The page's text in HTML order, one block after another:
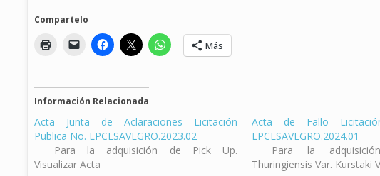
Compartelo
Más
Información Relacionada
Acta Junta de Aclaraciones Licitación
Publica No. LPCESAVEGRO.2023.02
Para la adquisición de Pick Up.
Visualizar Acta
Acta de Fallo
LPCESAVEGRO.2024.01
Para la
Thuringiensis Var. Kurstaki